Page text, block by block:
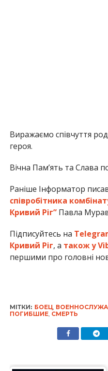
Виражаємо співчуття
героя.
Вічна Пам’ять та Слава
Раніше Інформатор
співробітника
Кривий Ріг”Павла
Підписуйтесь на
Кривий Ріг, а також у
першими про головні
МІТКИ: БОЕЦ,
ПОГИБШИЕ, СМЕРТЬ